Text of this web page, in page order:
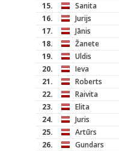
15.
Sanita
16.
Jurijs
17.
Jānis
18.
Žanete
19.
Uldis
20.
Ieva
21.
Roberts
22.
Raivita
23.
Elita
24.
Juris
25.
Artūrs
26.
Gundars